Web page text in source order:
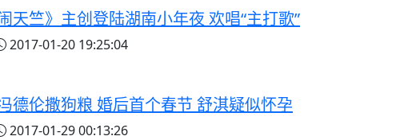
天竺》主创登陆湖南小年夜 欢唱“主打歌”
2017-01-20 19:25:04
德伦撒狗粮 婚后首个春节 舒淇疑似怀孕
2017-01-29 00:13:26